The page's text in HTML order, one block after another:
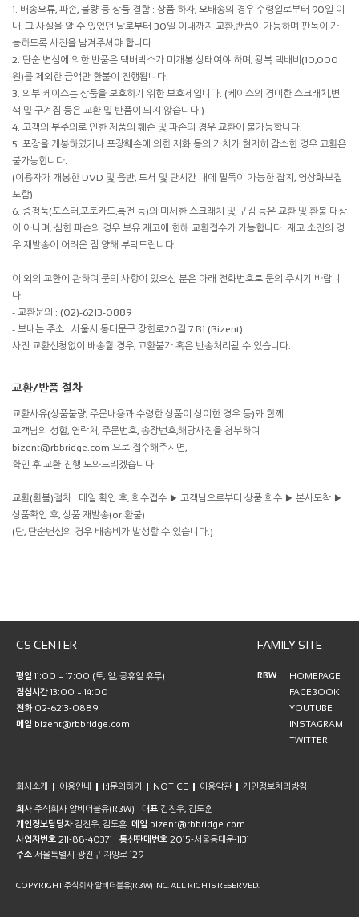
1. 배송오류, 파손, 불량 등 상품 결함 : 상품 하자, 오배송의 경우 수령일로부터 90일 이
내, 그 사실을 알 수 있었던 날로부터 30일 이내까지 교환,반품이 가능하며 판독이 가
능하도록 사진을 남겨주셔야 합니다.
2. 단순 변심에 의한 반품은 택배박스가 미개봉 상태여야 하며, 왕복 택배비(10,000
원)를 제외한 금액만 환불이 진행됩니다.
3. 외부 케이스는 상품을 보호하기 위한 보호제입니다. (케이스의 경미한 스크래치,변
색 및 구겨짐 등은 교환 및 반품이 되지 않습니다.)
4. 고객의 부주의로 인한 제품의 훼손 및 파손의 경우 교환이 불가능합니다.
5. 포장을 개봉하였거나 포장훼손에 의한 재화 등의 가치가 현저히 감소한 경우 교환은
불가능합니다.
(이용자가 개봉한 DVD 및 음반, 도서 및 단시간 내에 필독이 가능한 잡지, 영상화보집
포함)
6. 증정품(포스터,포토카드,특전 등)의 미세한 스크래치 및 구김 등은 교환 및 환불 대상
이 아니며, 심한 파손의 경우 보유 재고에 한해 교환접수가 가능합니다. 재고 소진의 경
우 재발송이 어려운 점 양해 부탁드립니다.
이 외의 교환에 관하여 문의 사항이 있으신 분은 아래 전화번호로 문의 주시기 바랍니
다.
- 교환문의 : (02)-6213-0889
- 보내는 주소 : 서울시 동대문구 장한로20길 7 B1 (Bizent)
사전 교환신청없이 배송할 경우, 교환불가 혹은 반송처리될 수 있습니다.
교환/반품 절차
교환사유(상품불량, 주문내용과 수령한 상품이 상이한 경우 등)와 함께
고객님의 성함, 연락처, 주문번호, 송장번호,해당사진을 첨부하여
bizent@rbbridge.com 으로 접수해주시면,
확인 후 교환 진행 도와드리겠습니다.
교환(환불)절차 : 메일 확인 후, 회수접수 ▶ 고객님으로부터 상품 회수 ▶ 본사도착 ▶
상품확인 후, 상품 재발송(or 환불)
(단, 단순변심의 경우 배송비가 발생할 수 있습니다.)
CS CENTER
평일 11:00 ~ 17:00 (토, 일, 공휴일 휴무)
점심시간 13:00 ~ 14:00
전화02-6213-0889
메일 bizent@rbbridge.com
FAMILY SITE
RBW
HOMEPAGE
FACEBOOK
YOUTUBE
INSTAGRAM
TWITTER
회사소개 이용안내 1:1문의하기 NOTICE 이용약관 개인정보처리방침
회사 주식회사 알비더블유(RBW) 대표 김진우, 김도훈
개인정보담당자김진우, 김도훈 메일 bizent@rbbridge.com
사업자번호 211-88-40371 통신판매번호 2015-서울동대문-1131
주소 서울특별시 광진구 자양로 129
COPYRIGHT 주식회사 알비더블유(RBW) INC. ALL RIGHTS RESERVED.